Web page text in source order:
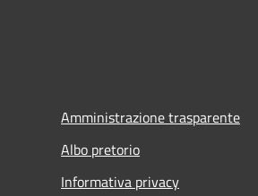
Amministrazione trasparente
Albo pretorio
Informativa privacy